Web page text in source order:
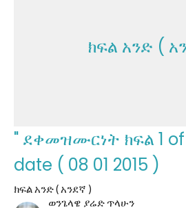
ክፍል አንድ (
" ደቀመዝሙርነት ክፍል 1 of
date ( 08 01 2015 )
ክፍል አንድ ( አንደኛ )
ወንጌላዌ ያሬድ ጥላሁን